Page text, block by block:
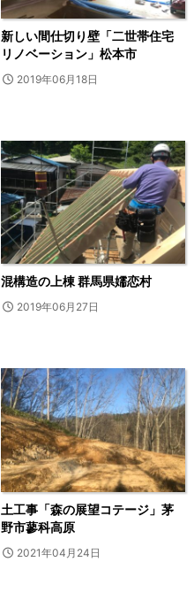
新しい間仕切り壁「二世帯住宅
リノベーション」松本市
2019年06月18日
混構造の上棟 群馬県嬬恋村
2019年06月27日
土工事「森の展望コテージ」茅
野市蓼科高原
2021年04月24日